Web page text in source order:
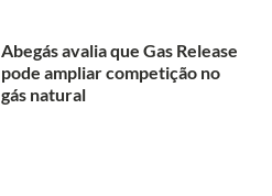
Abegás avalia que Gas Release
pode ampliar competição no
gás natural